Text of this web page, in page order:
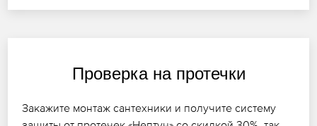
Проверка на протечки
Закажите монтаж сантехники и получите систему